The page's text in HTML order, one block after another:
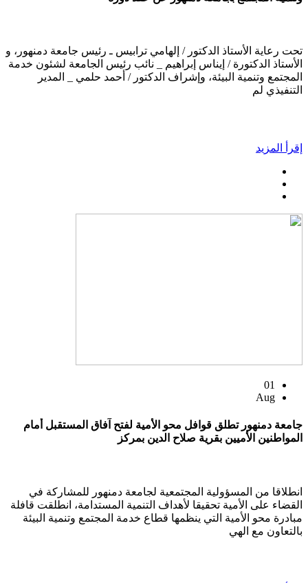
تحت رعاية الأستاذ الدكتور / إلهامي ترابيس ـ رئيس جامعة دمنهور، و
الأستاذ الدكتورة / إيناس إبراهيم _ نائب رئيس الجامعة لشئون خدمة
المجتمع وتنمية البيئة، وإشراف الدكتور / أحمد حلمي _ المدير
التنفيذي لم
إقرأ المزيد
01
Aug
جامعة دمنهور تطلق قوافل محو الأمية لفتح آفاق المستقبل أمام
المواطنين الأميين بقرية صلاح الدين بمركز
انطلاقا من المسؤولية المجتمعية لجامعة دمنهور للمشاركة في
القضاء على الأمية تحقيقا لأهداف التنمية المستدامة، انطلقت قافلة
مبادرة محو الأمية التي ينظمها قطاع خدمة المجتمع وتنمية البيئة
بالتعاون مع الهي